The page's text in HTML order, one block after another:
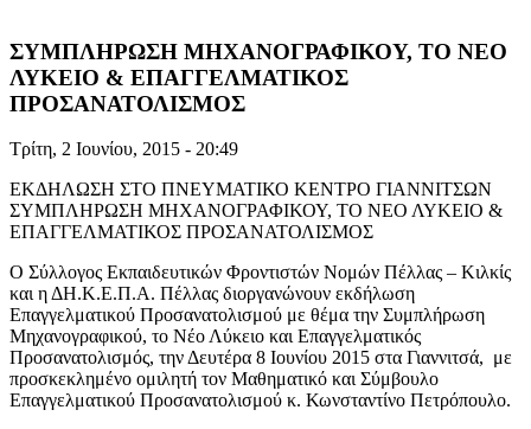
ΣΥΜΠΛΗΡΩΣΗ ΜΗΧΑΝΟΓΡΑΦΙΚΟΥ, ΤΟ ΝΕΟ
ΛΥΚΕΙΟ & ΕΠΑΓΓΕΛΜΑΤΙΚΟΣ
ΠΡΟΣΑΝΑΤΟΛΙΣΜΟΣ
Τρίτη, 2 Ιουνίου, 2015 - 20:49
ΕΚΔΗΛΩΣΗ ΣΤΟ ΠΝΕΥΜΑΤΙΚΟ ΚΕΝΤΡΟ ΓΙΑΝΝΙΤΣΩΝ
ΣΥΜΠΛΗΡΩΣΗ ΜΗΧΑΝΟΓΡΑΦΙΚΟΥ, ΤΟ ΝΕΟ ΛΥΚΕΙΟ &
ΕΠΑΓΓΕΛΜΑΤΙΚΟΣ ΠΡΟΣΑΝΑΤΟΛΙΣΜΟΣ
O Σύλλογος Εκπαιδευτικών Φροντιστών Νομών Πέλλας – Κιλκίς
και η ΔΗ.Κ.Ε.Π.Α. Πέλλας διοργανώνουν εκδήλωση
Επαγγελματικού Προσανατολισμού με θέμα την Συμπλήρωση
Μηχανογραφικού, το Νέο Λύκειο και Επαγγελματικός
Προσανατολισμός, την Δευτέρα 8 Ιουνίου 2015 στα Γιαννιτσά, με
προσκεκλημένο ομιλητή τον Μαθηματικό και Σύμβουλο
Επαγγελματικού Προσανατολισμού κ. Κωνσταντίνο Πετρόπουλο.